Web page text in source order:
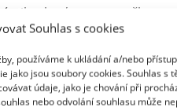
Souhlas s cookies
používáme k ukládání a/nebo
jako jsou soubory cookies. Souhlas s
údaje, jako je chování při
nebo odvolání souhlasu může
triko, kraťasy a ponožky na
medvídky a slané arašídy.
můj 15ti litrový batoh je na